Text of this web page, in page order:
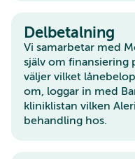
Delbetalning
Vi samarbetar med
själv om finansiering
väljer vilket
om, loggar in med
kliniklistan vilken
behandling hos.